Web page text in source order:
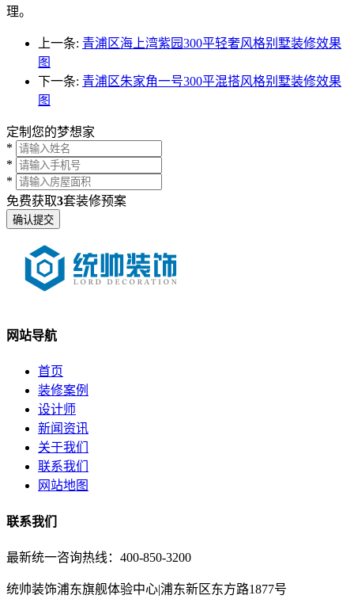
理。
上一条: 青浦区海上湾紫园300平轻奢风格别墅装修效果
图
下一条: 青浦区朱家角一号300平混搭风格别墅装修效果
图
定制您的梦想家
*
*
*
免费获取3套装修预案
网站导航
首页
装修案例
设计师
新闻资讯
关于我们
联系我们
网站地图
联系我们
最新统一咨询热线：400-850-3200
统帅装饰浦东旗舰体验中心|浦东新区东方路1877号